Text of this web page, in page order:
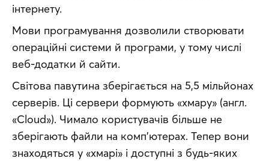
інтернету.
Мови програмування дозволили створювати
операційні системи й програми, у тому числі
веб-додатки й сайти.
Світова павутина зберігається на 5,5 мільйонах
серверів. Ці сервери формують «хмару» (англ.
«Cloud»). Чимало користувачів більше не
зберігають файли на комп’ютерах. Тепер вони
знаходяться у «хмарі» і доступні з будь-яких